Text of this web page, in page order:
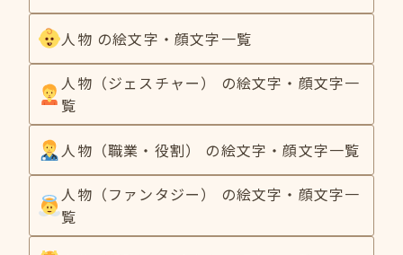
人物 の絵文字・顔文字一覧
人物（ジェスチャー） の絵文字・顔文字一
覧
人物（職業・役割） の絵文字・顔文字一覧
人物（ファンタジー） の絵文字・顔文字一
覧